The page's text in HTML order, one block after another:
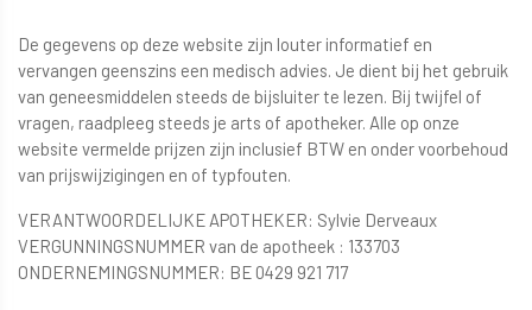
De gegevens op deze website zijn louter informatief en
vervangen geenszins een medisch advies. Je dient bij het gebruik
van geneesmiddelen steeds de bijsluiter te lezen. Bij twijfel of
vragen, raadpleeg steeds je arts of apotheker. Alle op onze
website vermelde prijzen zijn inclusief BTW en onder voorbehoud
van prijswijzigingen en of typfouten.
VERANTWOORDELIJKE APOTHEKER: Sylvie Derveaux
VERGUNNINGSNUMMER van de apotheek : 133703
ONDERNEMINGSNUMMER: BE 0429 921 717